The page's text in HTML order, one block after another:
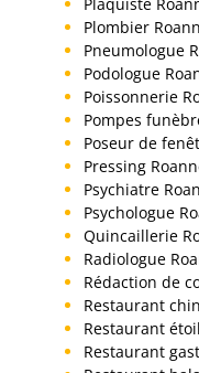
Plombier
Pneumologue
Podologue
Poissonnerie
Pompes
Poseur de
Pressing
Psychiatre
Psychologue
Quincaillerie
Radiologue
Rédaction de
Restaurant
Restaurant
Restaurant